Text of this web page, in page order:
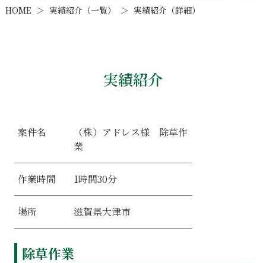
HOME ＞ 実績紹介（一覧） ＞ 実績紹介（詳細）
実績紹介
案件名 （株）アドレス様 除草作
業
作業時間 1時間30分
場所 滋賀県大津市
除草作業